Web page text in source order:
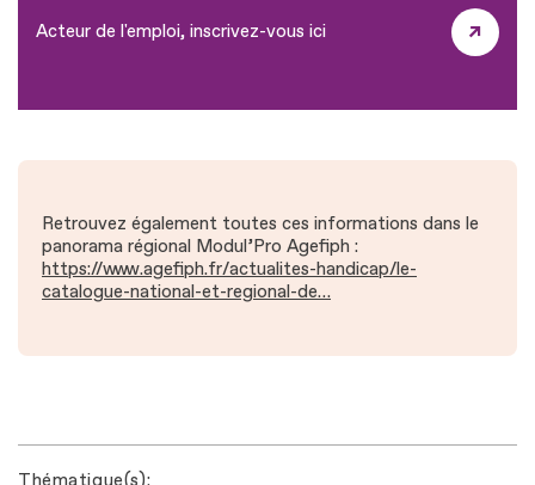
Acteur de l'emploi, inscrivez-vous ici
Retrouvez également toutes ces informations dans le
panorama régional Modul’Pro Agefiph :
https://www.agefiph.fr/actualites-handicap/le-
catalogue-national-et-regional-de…
Thématique(s)